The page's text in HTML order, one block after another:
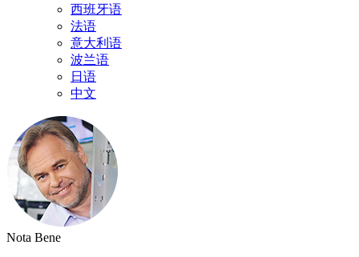
西班牙语
法语
意大利语
波兰语
日语
中文
Nota Bene